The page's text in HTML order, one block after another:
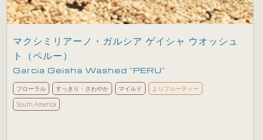
マクシミリアーノ・ガルシア ゲイシャ ウオッシュ
ト（ペルー）
Garcia Geisha Washed ”PERU”
フローラル すっきり・さわやか マイルド
よりフルーティー
South America